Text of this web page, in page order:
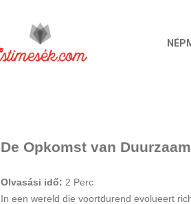
De Opkomst van
Olvasási idő: 2 Perc
In een wereld die voortdurend evolueert